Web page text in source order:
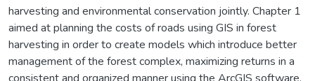
harvesting and environmental conservation jointly. Chapter 1
aimed at planning the costs of roads using GIS in forest
harvesting in order to create models which introduce better
management of the forest complex, maximizing returns in a